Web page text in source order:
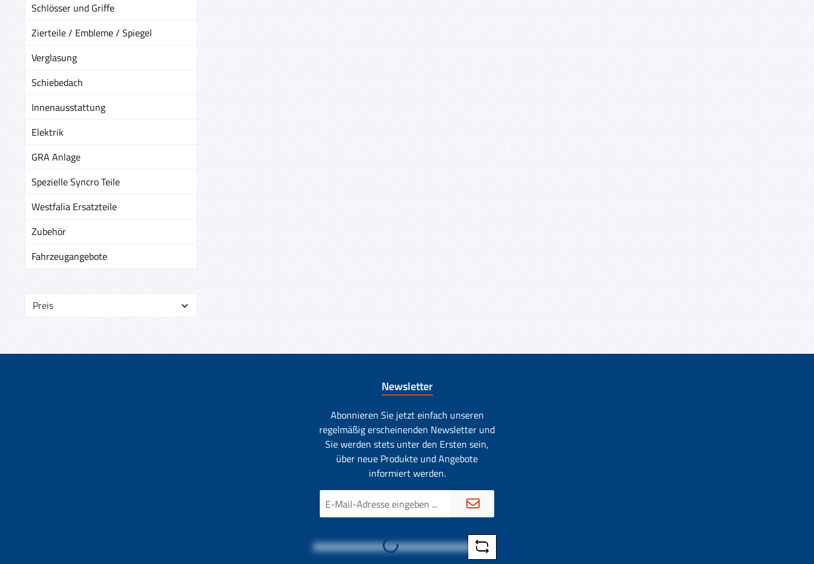
Schlösser und Griffe
Zierteile / Embleme / Spiegel
Verglasung
Schiebedach
Innenausstattung
Elektrik
GRA Anlage
Spezielle Syncro Teile
Westfalia Ersatzteile
Zubehör
Fahrzeugangebote
Preis
Newsletter
Abonnieren Sie jetzt einfach unseren
regelmäßig erscheinenden Newsletter und
Sie werden stets unter den Ersten sein,
über neue Produkte und Angebote
informiert werden.
Mail-
Loading...